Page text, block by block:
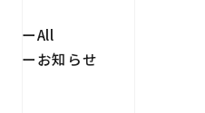
All
お知らせ